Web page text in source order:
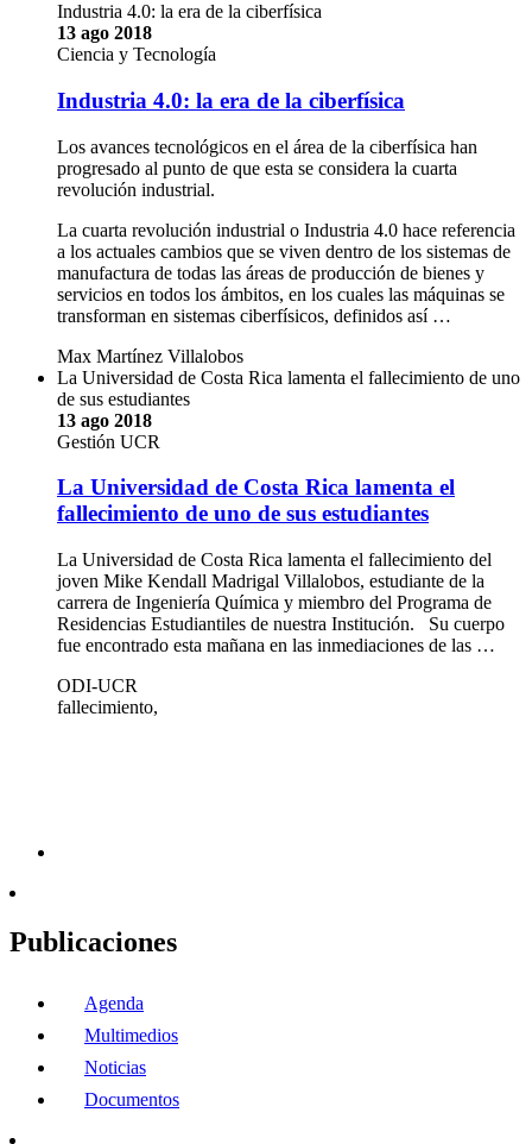
Industria 4.0: la era de la ciberfísica
13 ago 2018
Ciencia y Tecnología
Industria 4.0: la era de la ciberfísica
Los avances tecnológicos en el área de la ciberfísica han
progresado al punto de que esta se considera la cuarta
revolución industrial.
La cuarta revolución industrial o Industria 4.0 hace referencia
a los actuales cambios que se viven dentro de los sistemas de
manufactura de todas las áreas de producción de bienes y
servicios en todos los ámbitos, en los cuales las máquinas se
transforman en sistemas ciberfísicos, definidos así …
Max Martínez Villalobos
La Universidad de Costa Rica lamenta el fallecimiento de uno
de sus estudiantes
13 ago 2018
Gestión UCR
La Universidad de Costa Rica lamenta el
fallecimiento de uno de sus estudiantes
La Universidad de Costa Rica lamenta el fallecimiento del
joven Mike Kendall Madrigal Villalobos, estudiante de la
carrera de Ingeniería Química y miembro del Programa de
Residencias Estudiantiles de nuestra Institución. Su cuerpo
fue encontrado esta mañana en las inmediaciones de las …
ODI-UCR
fallecimiento,
Publicaciones
Agenda
Multimedios
Noticias
Documentos